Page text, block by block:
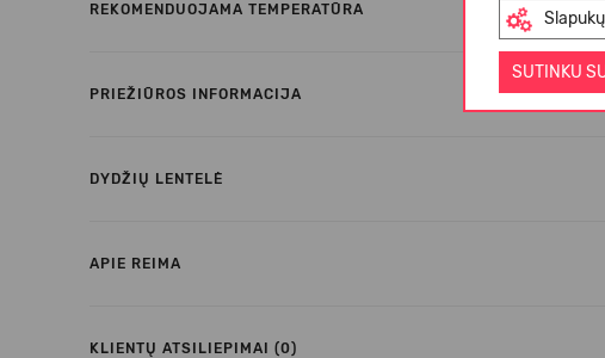
SUTINKU
REKOMENDUOJAMA TEMPERATŪRA
PRIEŽIŪROS INFORMACIJA
DYDŽIŲ LENTELĖ
APIE REIMA
KLIENTŲ ATSILIEPIMAI (0)